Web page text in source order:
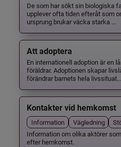
De som har sökt sin biologiska
upplever ofta tiden efteråt som
ursprung brukar väcka starka ...
Att adoptera
En internationell adoption är en
föräldrar. Adoptionen skapar
förändrar barnets hela livssituat...
Kontakter vid hemkomst
Information Vägledning
Information om olika aktörer
efter hemkomst.